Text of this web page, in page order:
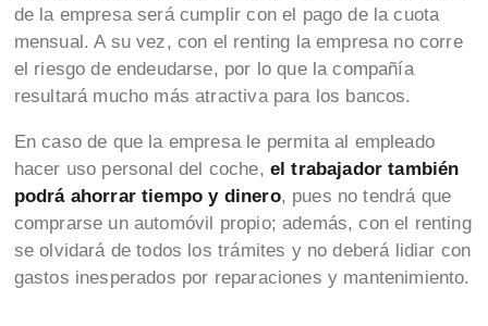
de la empresa será cumplir con el pago de la cuota
mensual. A su vez, con el renting la empresa no corre
el riesgo de endeudarse, por lo que la compañía
resultará mucho más atractiva para los bancos.
En caso de que la empresa le permita al empleado
hacer uso personal del coche, el trabajador también
podrá ahorrar tiempo y dinero, pues no tendrá que
comprarse un automóvil propio; además, con el renting
se olvidará de todos los trámites y no deberá lidiar con
gastos inesperados por reparaciones y mantenimiento.